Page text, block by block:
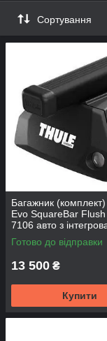
Сортування
Багажник
Evo SquareBar
7106 авто з
рейлінгами 7106-
Готово до відправки
13 500 ₴
Купити